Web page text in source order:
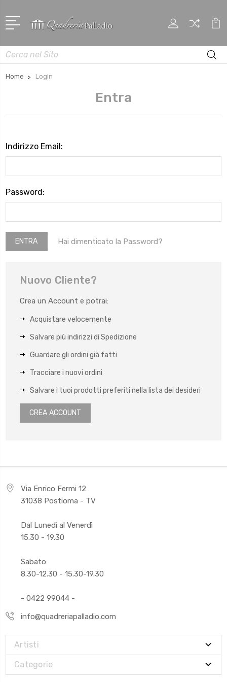
Cerca
Home Login
Entra
Indirizzo Email:
Password:
Hai dimenticato la Password?
Nuovo Cliente?
Crea un Account e potrai:
Acquistare velocemente
Salvare più indirizzi di Spedizione
Guardare gli ordini già fatti
Tracciare i nuovi ordini
Salvare i tuoi prodotti preferiti nella lista dei desideri
CREA ACCOUNT
Via Enrico Fermi 12
31038 Postioma - TV
Dal Lunedì al Venerdì
15.30 - 19.30
Sabato:
8.30-12.30 - 15.30-19.30
- 0422 99044 -
info@quadreriapalladio.com
Artisti
Categorie